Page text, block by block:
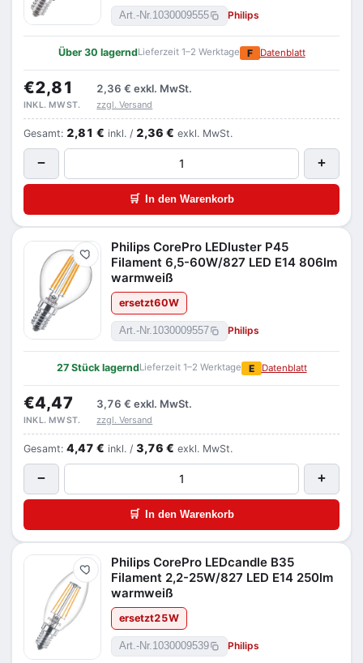
Art.-Nr.1030009555 Philips
Über 30 lagerndLieferzeit 1–2 Werktage F Datenblatt
€2,81 2,36 € exkl. MwSt.
INKL. MWST. zzgl. Versand
Gesamt: 2,81 € inkl. / 2,36 € exkl. MwSt.
− +
🛒 In den Warenkorb
Merken
Philips CorePro LEDluster P45
Filament 6,5-60W/827 LED E14 806lm
warmweiß
ersetzt60W
Art.-Nr.1030009557 Philips
27 Stück lagerndLieferzeit 1–2 Werktage E Datenblatt
€4,47 3,76 € exkl. MwSt.
INKL. MWST. zzgl. Versand
Gesamt: 4,47 € inkl. / 3,76 € exkl. MwSt.
− +
🛒 In den Warenkorb
Merken
Philips CorePro LEDcandle B35
Filament 2,2-25W/827 LED E14 250lm
warmweiß
ersetzt25W
Art.-Nr.1030009539 Philips